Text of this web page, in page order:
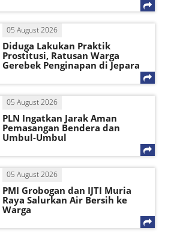
05 August 2026
Diduga Lakukan Praktik
Prostitusi, Ratusan Warga
Gerebek Penginapan di Jepara
05 August 2026
PLN Ingatkan Jarak Aman
Pemasangan Bendera dan
Umbul-Umbul
05 August 2026
PMI Grobogan dan IJTI Muria
Raya Salurkan Air Bersih ke
Warga